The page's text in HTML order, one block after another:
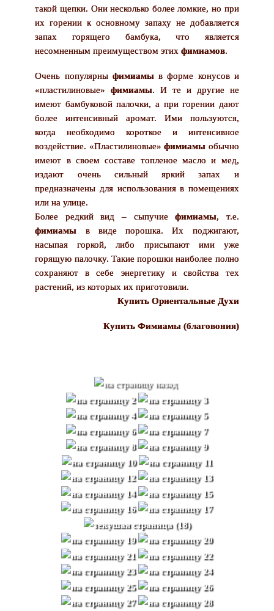
такой щепки. Они несколько более ломкие, но при
их горении к основному запаху не добавляется
запах горящего бамбука, что является
несомненным преимуществом этихфимиамов.
Очень популярны фимиамыв форме конусов и
«пластилиновые»фимиамы. И те и другие не
имеют бамбуковой палочки, а при горении дают
более интенсивный аромат. Ими пользуются,
когда необходимо короткое и интенсивное
воздействие. «Пластилиновые»фимиамы обычно
имеют в своем составе топленое масло и мед,
издают очень сильный яркий запах и
предназначены для использования в помещениях
или на улице.
Более редкий вид – сыпучиефимиамы, т.е.
фимиамы в виде порошка. Их поджигают,
насыпая горкой, либо присыпают ими уже
горящую палочку. Такие порошки наиболее полно
сохраняют в себе энергетику и свойства тех
растений, из которых их приготовили.
Купить Ориентальные Духи
Купить Фимиамы (благовония)